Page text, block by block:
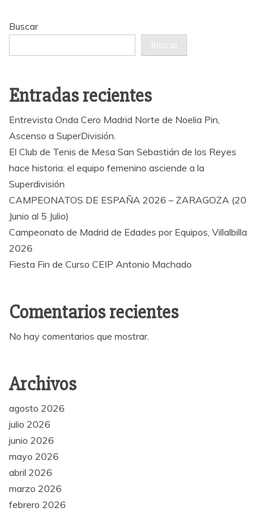
Buscar
Buscar
Entradas recientes
Entrevista Onda Cero Madrid Norte de Noelia Pin,
Ascenso a SuperDivisión.
El Club de Tenis de Mesa San Sebastián de los Reyes
hace historia: el equipo femenino asciende a la
Superdivisión
CAMPEONATOS DE ESPAÑA 2026 – ZARAGOZA (20
Junio al 5 Julio)
Campeonato de Madrid de Edades por Equipos, Villalbilla
2026
Fiesta Fin de Curso CEIP Antonio Machado
Comentarios recientes
No hay comentarios que mostrar.
Archivos
agosto 2026
julio 2026
junio 2026
mayo 2026
abril 2026
marzo 2026
febrero 2026